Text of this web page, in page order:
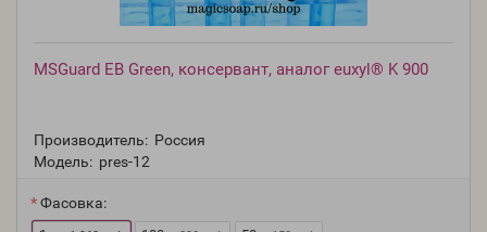
MSGuard EB Green, консервант, аналог euxyl® K 900
Производитель: Россия
Модель: pres-12
Фасовка: